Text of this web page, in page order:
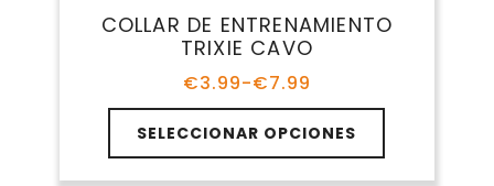
opciones
elegir
la
página
COLLAR DE ENTRENAMIENTO
TRIXIE CAVO
€3.99-€7.99
Rango
de
precios:
desde
€3.99
SELECCIONAR OPCIONES
Este
producto
tiene